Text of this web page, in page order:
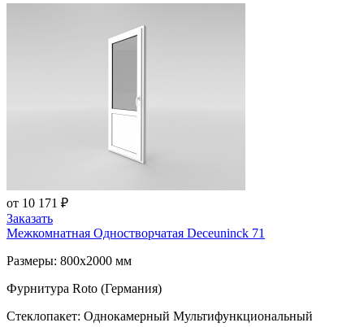
от 10 171 ₽
Заказать
Межкомнатная Одностворчатая Deceuninck 71
Размеры: 800x2000 мм
Фурнитура Roto (Германия)
Стеклопакет: Однокамерный Мультифункциональный